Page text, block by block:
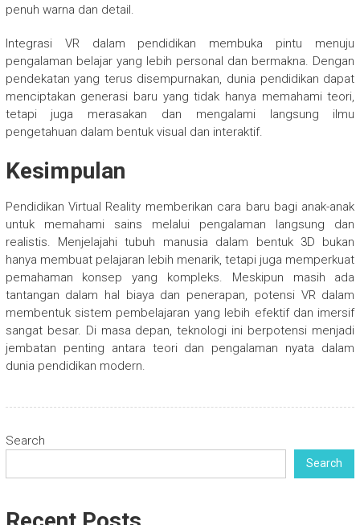
penuh warna dan detail.
Integrasi VR dalam pendidikan membuka pintu menuju
pengalaman belajar yang lebih personal dan bermakna. Dengan
pendekatan yang terus disempurnakan, dunia pendidikan dapat
menciptakan generasi baru yang tidak hanya memahami teori,
tetapi juga merasakan dan mengalami langsung ilmu
pengetahuan dalam bentuk visual dan interaktif.
Kesimpulan
Pendidikan Virtual Reality memberikan cara baru bagi anak-anak
untuk memahami sains melalui pengalaman langsung dan
realistis. Menjelajahi tubuh manusia dalam bentuk 3D bukan
hanya membuat pelajaran lebih menarik, tetapi juga memperkuat
pemahaman konsep yang kompleks. Meskipun masih ada
tantangan dalam hal biaya dan penerapan, potensi VR dalam
membentuk sistem pembelajaran yang lebih efektif dan imersif
sangat besar. Di masa depan, teknologi ini berpotensi menjadi
jembatan penting antara teori dan pengalaman nyata dalam
dunia pendidikan modern.
Search
Search